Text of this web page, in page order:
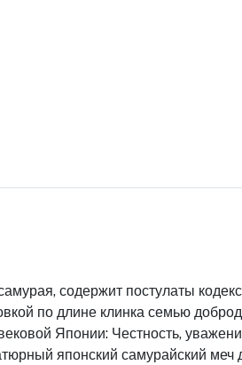
содержит постулаты
по длине клинка семью
Японии: Честность,
японский самурайский